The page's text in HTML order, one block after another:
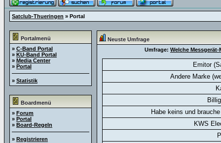
Satclub-Thueringen » Portal
Portalmenü
» C-Band Portal
» KU-Band Portal
» Media Center
» Portal
» Statistik
Boardmenü
» Forum
» Portal
» Board-Regeln
» Registrieren
Neuste Umfrage
Umfrage: Welche
Emitor
Andere Marke
Habe keins und
KWS